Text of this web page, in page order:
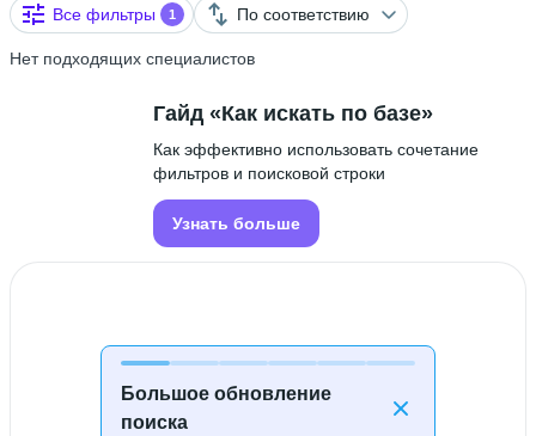
Все фильтры
1 По соответствию
Нет подходящих специалистов
Большое обновление
поиска
Гайд «Как искать по базе»
Как эффективно использовать сочетание
фильтров и поисковой строки
Узнать больше